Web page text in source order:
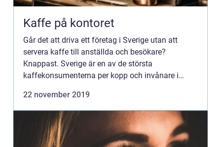
Kaffe på kontoret
Går det att driva ett företag i Sverige utan att
servera kaffe till anställda och besökare?
Knappast. Sverige är en av de största
kaffekonsumenterna per kopp och invånare i
22 november 2019